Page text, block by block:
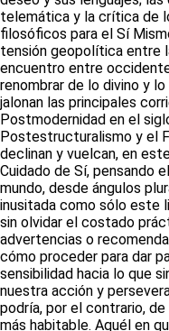
telemática y la crítica de
filosóficos para el Sí
tensión geopolítica entre
encuentro entre
renombrar de lo divino y
jalonan las principales
Postmodernidad en el
Postestructuralismo y el
declinan y vuelcan, en
Cuidado de Sí, pensando
mundo, desde ángulos
inusitada como sólo este
sin olvidar el costado
advertencias o
cómo proceder para dar
sensibilidad hacia lo que
nuestra acción y
podría, por el contrario,
más habitable. Aquél en